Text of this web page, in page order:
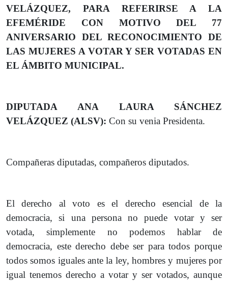
VELÁZQUEZ, PARA REFERIRSE A LA
EFEMÉRIDE CON MOTIVO DEL 77
ANIVERSARIO DEL RECONOCIMIENTO DE
LAS MUJERES A VOTAR Y SER VOTADAS EN
EL ÁMBITO MUNICIPAL.
DIPUTADA
ANA LAURA SÁNCHEZ
VELÁZQUEZ (ALSV): Con su venia Presidenta.
Compañeras diputadas, compañeros diputados.
El derecho al voto es el derecho esencial de la
democracia, si una persona no puede votar y ser
votada, simplemente no podemos hablar de
democracia, este derecho debe ser para todos porque
todos somos iguales ante la ley, hombres y mujeres por
igual tenemos derecho a votar y ser votados, aunque